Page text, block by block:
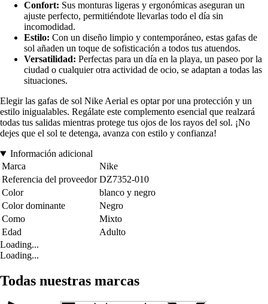
Confort: Sus monturas ligeras y ergonómicas aseguran un
ajuste perfecto, permitiéndote llevarlas todo el día sin
incomodidad.
Estilo: Con un diseño limpio y contemporáneo, estas gafas de
sol añaden un toque de sofisticación a todos tus atuendos.
Versatilidad: Perfectas para un día en la playa, un paseo por la
ciudad o cualquier otra actividad de ocio, se adaptan a todas las
situaciones.
Elegir las gafas de sol Nike Aerial es optar por una protección y un
estilo inigualables. Regálate este complemento esencial que realzará
todas tus salidas mientras protege tus ojos de los rayos del sol. ¡No
dejes que el sol te detenga, avanza con estilo y confianza!
Información adicional
Marca
Nike
Referencia del proveedor DZ7352-010
Color
blanco y negro
Color dominante
Negro
Como
Mixto
Edad
Adulto
Loading...
Loading...
Todas nuestras marcas